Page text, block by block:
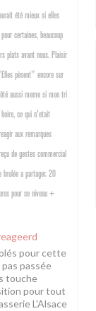
été mieux si elles
certaines, beaucoup
plats avant nous. Plaisir
pèsent" encore sur
aussi meme si mon tri
ce qui n'etait
aux remarques
de gestes commercial
a partager. 20
pour ce niveau +
pour cette
passée
touche
pour tout
L'Alsace